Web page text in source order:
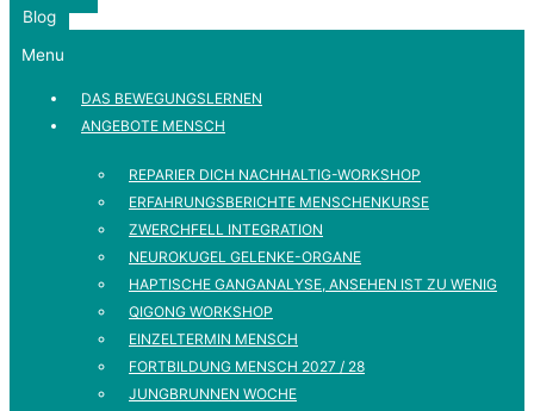
Blog
Menu
DAS BEWEGUNGSLERNEN
ANGEBOTE MENSCH
REPARIER DICH NACHHALTIG-WORKSHOP
ERFAHRUNGSBERICHTE MENSCHENKURSE
ZWERCHFELL INTEGRATION
NEUROKUGEL GELENKE-ORGANE
HAPTISCHE GANGANALYSE, ANSEHEN IST ZU WENIG
QIGONG WORKSHOP
EINZELTERMIN MENSCH
FORTBILDUNG MENSCH 2027 / 28
JUNGBRUNNEN WOCHE